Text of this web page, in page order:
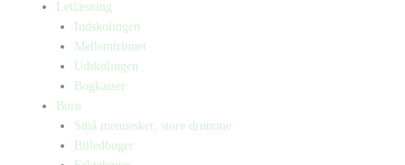
Letlæsning
Indskolingen
Mellemtrinnet
Udskolingen
Bogkasser
Børn
Små mennesker, store drømme
Billedbøger